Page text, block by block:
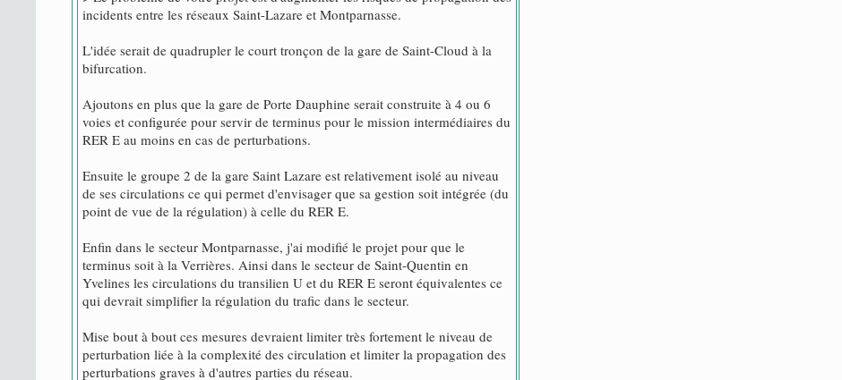
incidents entre les réseaux Saint-Lazare et Montparnasse.
L'idée serait de quadrupler le court tronçon de la gare de Saint-Cloud à la
bifurcation.
Ajoutons en plus que la gare de Porte Dauphine serait construite à 4 ou 6
voies et configurée pour servir de terminus pour le mission intermédiaires du
RER E au moins en cas de perturbations.
Ensuite le groupe 2 de la gare Saint Lazare est relativement isolé au niveau
de ses circulations ce qui permet d'envisager que sa gestion soit intégrée (du
point de vue de la régulation) à celle du RER E.
Enfin dans le secteur Montparnasse, j'ai modifié le projet pour que le
terminus soit à la Verrières. Ainsi dans le secteur de Saint-Quentin en
Yvelines les circulations du transilien U et du RER E seront équivalentes ce
qui devrait simplifier la régulation du trafic dans le secteur.
Mise bout à bout ces mesures devraient limiter très fortement le niveau de
perturbation liée à la complexité des circulation et limiter la propagation des
perturbations graves à d'autres parties du réseau.